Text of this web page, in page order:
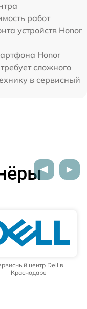
работ
устройств Honor
Honor
сложного
в сервисный
центр Dell в
Краснодаре